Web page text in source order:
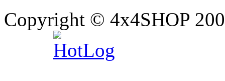
Copyright © 4x4SHOP